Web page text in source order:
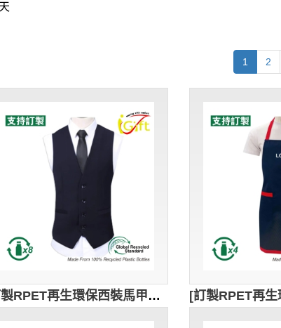
1 2
[訂製RPET再生環保西裝馬甲設計] ｜四顆鈕扣設計 ｜可訂製logo｜餐廳服務員｜咖啡店店員｜零售業員工｜商務會議、正式場合｜WC029